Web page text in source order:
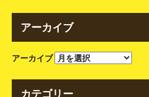
アーカイブ
アーカイブ
カテゴリー